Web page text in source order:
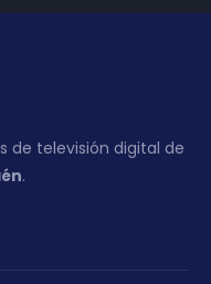
de televisión digital de
.